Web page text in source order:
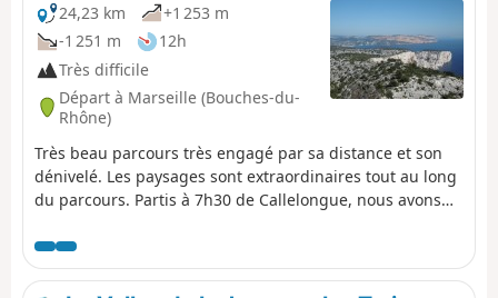
24,23 km
+1 253 m
-1 251 m
12h
Très difficile
Départ à Marseille (Bouches-du-
Rhône)
Très beau parcours très engagé par sa distance et son
dénivelé. Les paysages sont extraordinaires tout au long
du parcours. Partis à 7h30 de Callelongue, nous avons
l'application GPS Visorando, j'avais 2768 m de dénivelé
positif et 2718 négatif, donc très supérieur à celui du
descriptif. Vous devrez laisser un véhicule à l'arrivée au